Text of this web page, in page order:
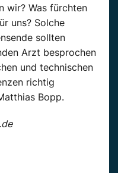
wir? Was fürchten
uns? Solche
sollten
Arzt besprochen
und technischen
richtig
Bopp.